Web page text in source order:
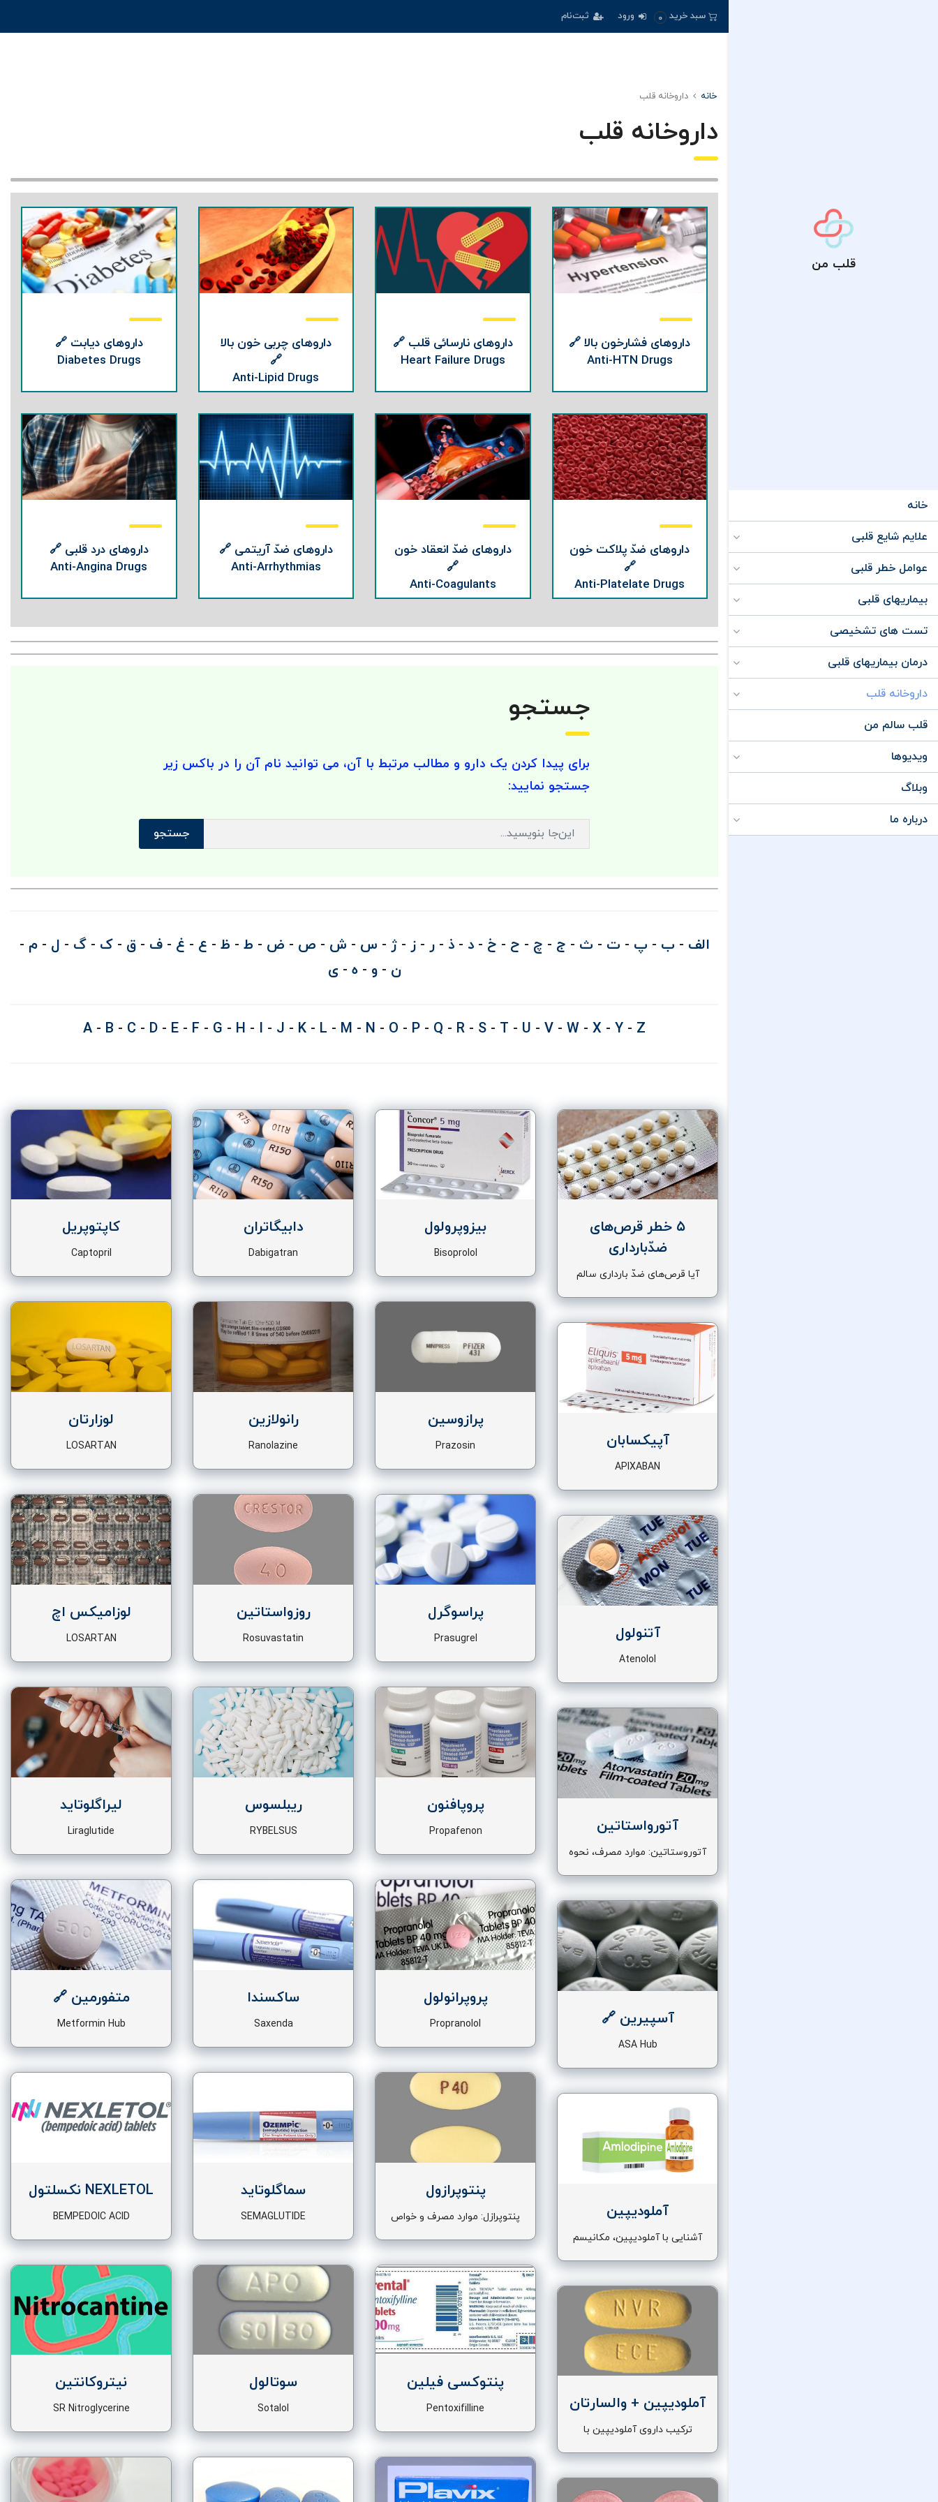
سبد خرید 0 ورود ثبت‌نام
قلب من
خانه
علایم شایع قلبی
عوامل خطر قلبی
بیماریهای قلبی
تست های تشخیصی
درمان بیماریهای قلبی
داروخانه قلب
قلب سالم من
ویدیوها
وبلاگ
درباره ما
خانه داروخانه قلب
داروخانه قلب
داروهای فشارخون بالا 🔗
Anti-HTN Drugs
داروهای نارسائی قلب 🔗
Heart Failure Drugs
داروهای چربی خون بالا
🔗
Anti-Lipid Drugs
داروهای دیابت 🔗
Diabetes Drugs
داروهای ضدّ پلاکت خون
🔗
Anti-Platelate Drugs
داروهای ضدّ انعقاد خون
🔗
Anti-Coagulants
داروهای ضدّ آریتمی 🔗
Anti-Arrhythmias
داروهای درد قلبی 🔗
Anti-Angina Drugs
جستجو
برای پیدا کردن یک دارو و مطالب مرتبط با آن، می توانید نام آن را در باکس زیر
جستجو نمایید:
جستجو
الف - ب - پ - ت - ث - ج - چ - ح - خ -د -ذ -ر -ز -ژ - س - ش - ص - ض - ط - ظ - ع - غ -ف -ق -ک -گ - ل -م -
ن -و -ه -ی
A - B - C - D - E - F - G - H - I - J - K - L - M - N - O - P - Q - R - S - T - U - V - W - X - Y - Z
۵ خطر قرص‌های
ضدّبارداری
آیا قرص‌های ضدّ بارداری سالم
آپیکسابان
APIXABAN
آتنولول
Atenolol
آتورواستاتین
آتوروستاتین: موارد مصرف، نحوه
آسپیرین 🔗
ASA Hub
آملودیپین
آشنایی با آملودیپین، مکانیسم
آملودیپین + والسارتان
ترکیب داروی آملودیپین با
بیزوپرولول
Bisoprolol
پرازوسین
Prazosin
پراسوگرل
Prasugrel
پروپافنون
Propafenon
پروپرانولول
Propranolol
پنتوپرازول
پنتوپرازل: موارد مصرف و خواص
پنتوکسی فیلین
Pentoxifilline
دابیگاتران
Dabigatran
رانولازین
Ranolazine
روزواستاتین
Rosuvastatin
ریبلسوس
RYBELSUS
ساکسندا
Saxenda
سماگلوتاید
SEMAGLUTIDE
سوتالول
Sotalol
کاپتوپریل
Captopril
لوزارتان
LOSARTAN
لوزامیکس اچ
LOSARTAN
لیراگلوتاید
Liraglutide
متفورمین 🔗
Metformin Hub
NEXLETOL نکسلتول
BEMPEDOIC ACID
نیتروکانتین
SR Nitroglycerine